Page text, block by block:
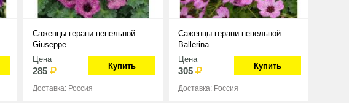
Саженцы герани пепельной
Giuseppe
Цена
285 Купить
Доставка: Россия
Саженцы герани пепельной
Ballerina
Цена
305 Купить
Доставка: Россия